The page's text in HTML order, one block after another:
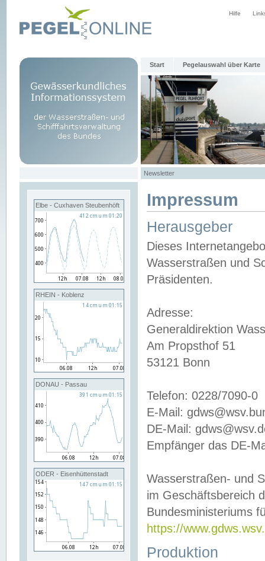
Hilfe
Start Pegelauswahl über Karte
Newsletter
Elbe - Cuxhaven Steubenhöft
RHEIN - Koblenz
DONAU - Passau
ODER - Eisenhüttenstadt
Impressum
Herausgeber
Dieses
Wasserstraßen und
Präsidenten.
Adresse:
Generaldirektion
Am Propsthof 51
53121 Bonn
Telefon: 0228/7090-0
E-Mail:
DE-Mail:
Empfänger das DE-
Wasserstraßen- und
im Geschäftsbereich
Bundesministeriums
https://
Produktion